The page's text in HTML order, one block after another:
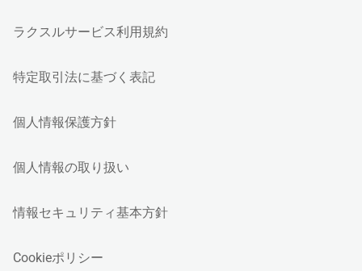
ラクスルサービス利用規約
特定取引法に基づく表記
個人情報保護方針
個人情報の取り扱い
情報セキュリティ基本方針
Cookieポリシー